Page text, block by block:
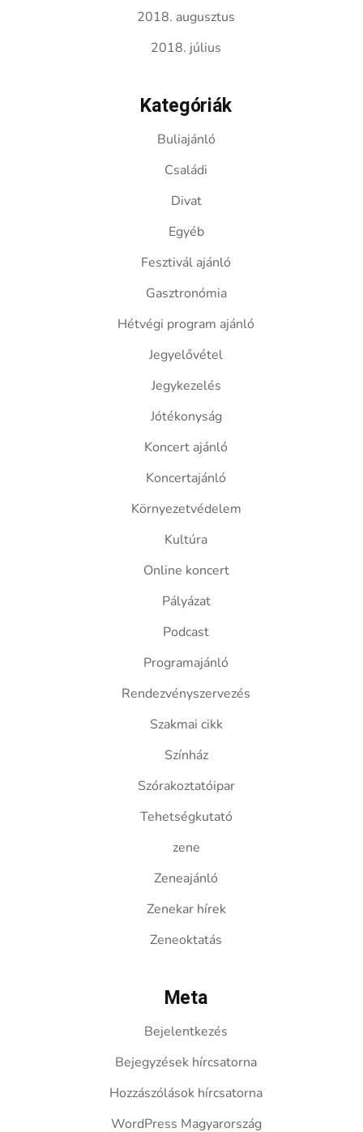
2018. augusztus
2018. július
Kategóriák
Buliajánló
Családi
Divat
Egyéb
Fesztivál ajánló
Gasztronómia
Hétvégi program ajánló
Jegyelővétel
Jegykezelés
Jótékonyság
Koncert ajánló
Koncertajánló
Környezetvédelem
Kultúra
Online koncert
Pályázat
Podcast
Programajánló
Rendezvényszervezés
Szakmai cikk
Színház
Szórakoztatóipar
Tehetségkutató
zene
Zeneajánló
Zenekar hírek
Zeneoktatás
Meta
Bejelentkezés
Bejegyzések hírcsatorna
Hozzászólások hírcsatorna
WordPress Magyarország